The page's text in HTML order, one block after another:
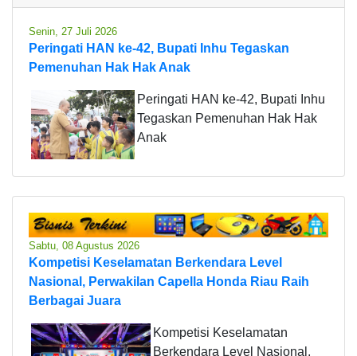
Senin, 27 Juli 2026
Peringati HAN ke-42, Bupati Inhu Tegaskan
Pemenuhan Hak Hak Anak
Peringati HAN ke-42, Bupati Inhu
Tegaskan Pemenuhan Hak Hak
Anak
Sabtu, 08 Agustus 2026
Kompetisi Keselamatan Berkendara Level
Nasional, Perwakilan Capella Honda Riau Raih
Berbagai Juara
Kompetisi Keselamatan
Berkendara Level Nasional,